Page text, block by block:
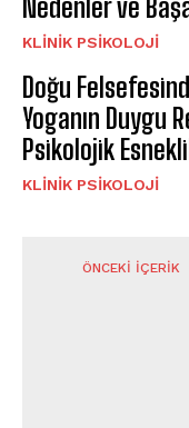
Nedenler ve
KLINIK PSIKOLOJI
Doğu
Yoganın Duygu
Psikolojik
KLINIK PSIKOLOJI
ÖNCEKI İÇERIK